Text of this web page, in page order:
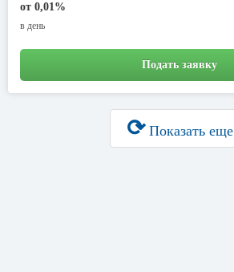
от 0,01%
в день
Подать заявку
⟳Показать еще